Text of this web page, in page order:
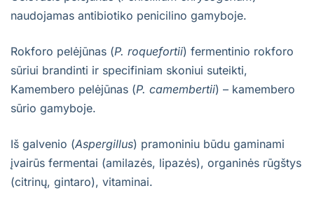
naudojamas antibiotiko penicilino gamyboje.
Rokforo pelėjūnas (P. roquefortii) fermentinio rokforo
sūriui brandinti ir specifiniam skoniui suteikti,
Kamembero pelėjūnas (P. camembertii) – kamembero
sūrio gamyboje.
Iš galvenio (Aspergillus) pramoniniu būdu gaminami
įvairūs fermentai (amilazės, lipazės), organinės rūgštys
(citrinų, gintaro), vitaminai.